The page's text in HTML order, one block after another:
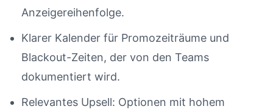
Anzeigereihenfolge.
Klarer Kalender für Promozeiträume und
Blackout-Zeiten, der von den Teams
dokumentiert wird.
Relevantes Upsell: Optionen mit hohem